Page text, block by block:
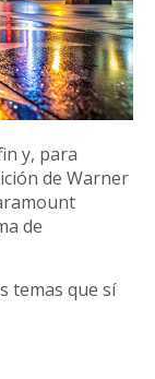
y, para
de Warner
de
temas que sí